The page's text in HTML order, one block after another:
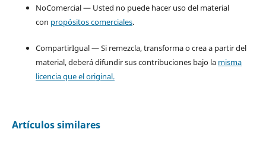
NoComercial — Usted no puede hacer uso del material
con propósitos comerciales.
CompartirIgual — Si remezcla, transforma o crea a partir del
material, deberá difundir sus contribuciones bajo la misma
licencia que el original.
Artículos similares